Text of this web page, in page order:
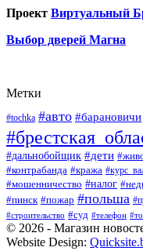
Проект Виртуальный
Выбор дверей Магна
Метки
#tochka #авто #барановичи
#дальнобойщик #дети
#контрабанда #кража
#мошенничество #налог
#пинск #пожар #польша
#строительство #суд #телефон
© 2026 - Магазин
Website Design: